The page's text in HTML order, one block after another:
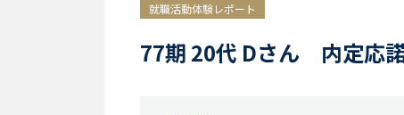
就職活動体験レポート
77期 20代 Dさん 内定応